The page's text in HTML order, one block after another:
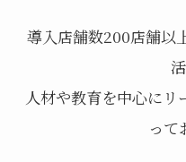
導入店舗数200店舗以
人材や教育を中心に
って